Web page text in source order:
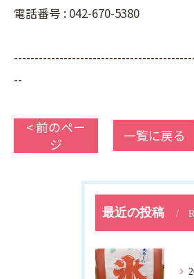
電話番号 : 042-670-5380
--
< 前のペー
ジ
一覧に戻る
最近の投稿